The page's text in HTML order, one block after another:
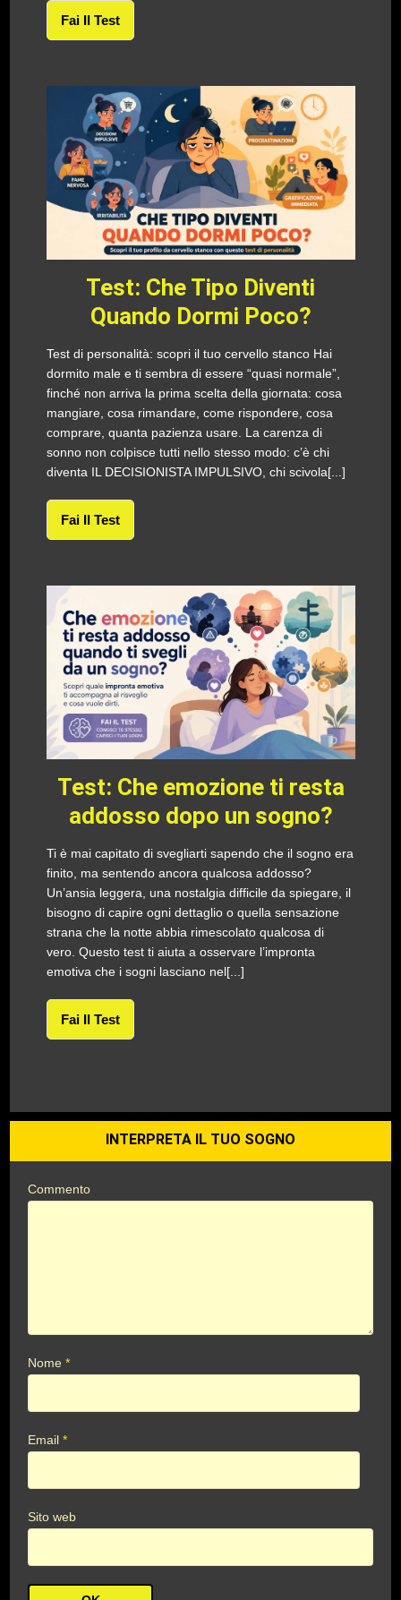
Fai Il Test
Test: Che Tipo Diventi
Quando Dormi Poco?
Test di personalità: scopri il tuo cervello stanco Hai
dormito male e ti sembra di essere “quasi normale”,
finché non arriva la prima scelta della giornata: cosa
mangiare, cosa rimandare, come rispondere, cosa
comprare, quanta pazienza usare. La carenza di
sonno non colpisce tutti nello stesso modo: c’è chi
diventa IL DECISIONISTA IMPULSIVO, chi scivola[...]
Fai Il Test
Test: Che emozione ti resta
addosso dopo un sogno?
Ti è mai capitato di svegliarti sapendo che il sogno era
finito, ma sentendo ancora qualcosa addosso?
Un’ansia leggera, una nostalgia difficile da spiegare, il
bisogno di capire ogni dettaglio o quella sensazione
strana che la notte abbia rimescolato qualcosa di
vero. Questo test ti aiuta a osservare l’impronta
emotiva che i sogni lasciano nel[...]
Fai Il Test
INTERPRETA IL TUO SOGNO
Commento
Nome*
Email*
Sito web